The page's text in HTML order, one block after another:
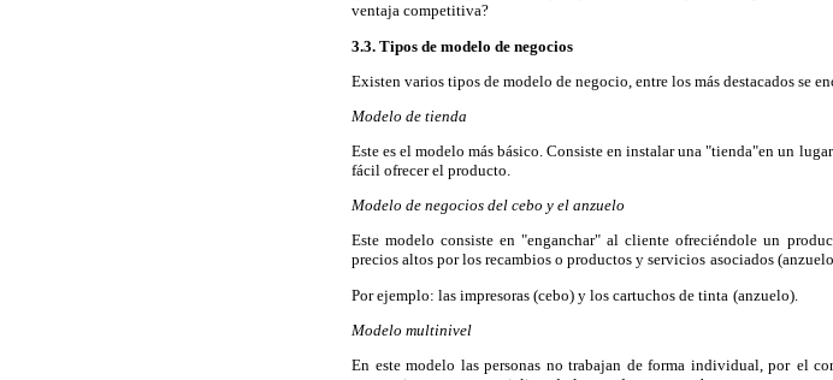
ventaja competitiva?
3.3. Tipos de modelo de negocios
Existen varios tipos de modelo de negocio, entre los más destacados se
Modelo de tienda
Este es el modelo más básico. Consiste en instalar una "tienda"en un
fácil ofrecer el producto.
Modelo de negocios del cebo y el anzuelo
Este modelo consiste en "enganchar" al cliente ofreciéndole un
precios altos por los recambios o productos y servicios asociados
Por ejemplo: las impresoras (cebo) y los cartuchos de tinta (anzuelo).
Modelo multinivel
En este modelo las personas no trabajan de forma individual, por el